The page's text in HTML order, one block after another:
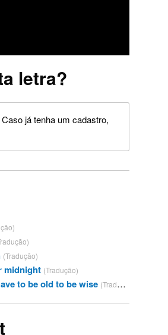
letra?
já tenha um cadastro,
(Tradução)
midnight (Tradução)
to be old to be wise (Tradução)